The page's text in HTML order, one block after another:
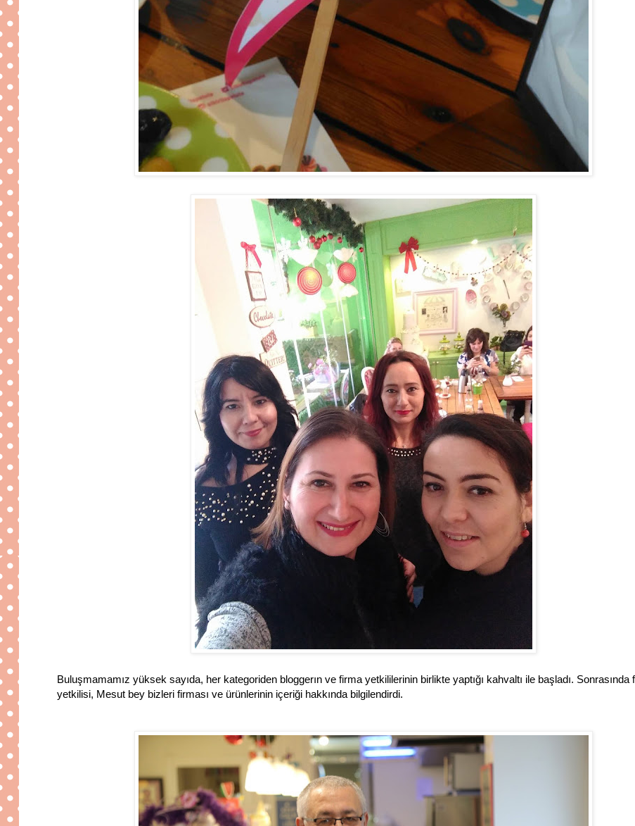
Buluşmamamız yüksek sayıda, her kategoriden bloggerın ve firma yetkililerinin birlikte yaptığı kahvaltı ile başladı. Sonrasında
yetkilisi, Mesut bey bizleri firması ve ürünlerinin içeriği hakkında bilgilendirdi.